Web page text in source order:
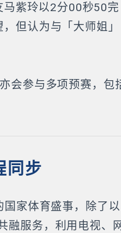
紫玲以2分00秒50完
但认为与「大师姐」
会参与多项预赛，包
同步
家体育盛事，除了以
融服务，利用电视、